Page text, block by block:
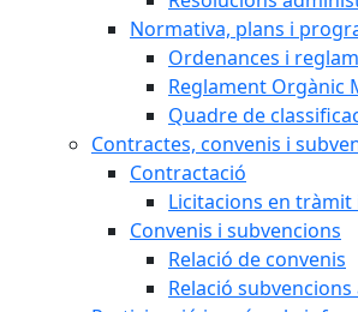
Normativa, plans i
Ordenances i
Reglament Orgànic
Quadre de
Contractes, convenis i
Contractació
Licitacions en
Convenis i subvencions
Relació de convenis
Relació